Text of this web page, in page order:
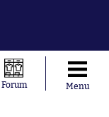
Forum Menu